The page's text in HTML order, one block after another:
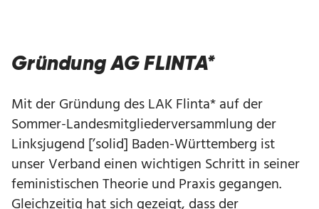
Gründung AG FLINTA*
Mit der Gründung des LAK Flinta* auf der
Sommer-Landesmitgliederversammlung der
Linksjugend [’solid] Baden-Württemberg ist
unser Verband einen wichtigen Schritt in seiner
feministischen Theorie und Praxis gegangen.